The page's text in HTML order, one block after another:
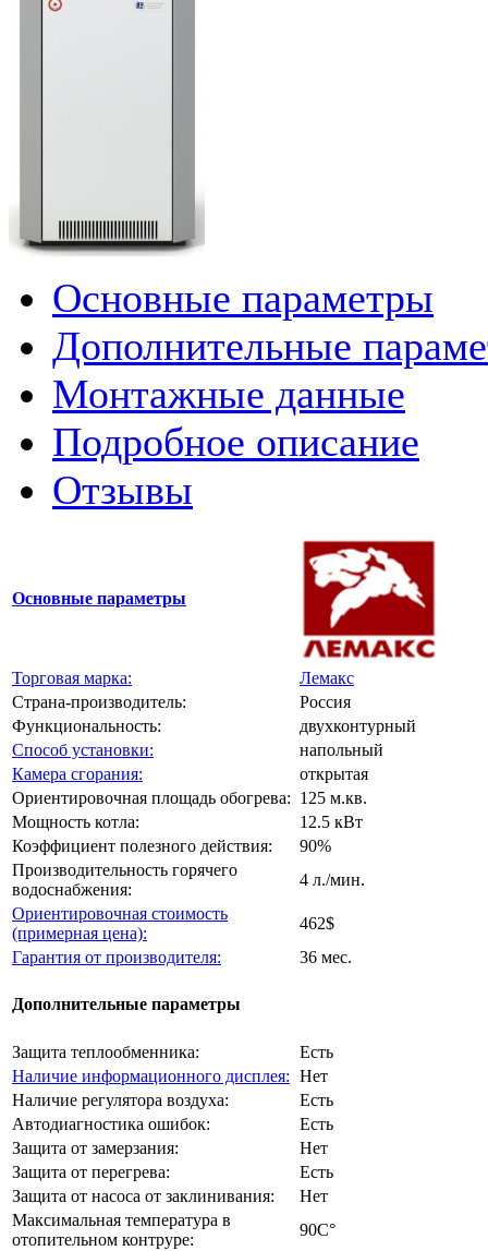
Основные параметры
Дополнительные
Монтажные данные
Подробное описание
Отзывы
Основные параметры
Торговая марка:
Лемакс
Страна-производитель:
Россия
Функциональность:
двухконтурный
Способ установки:
напольный
Камера сгорания:
открытая
Ориентировочная площадь обогрева: 125 м.кв.
Мощность котла:
12.5 кВт
Коэффициент полезного действия:
90%
Производительность горячего
водоснабжения:
4 л./мин.
Ориентировочная стоимость
(примерная цена):
462$
Гарантия от производителя:
36 мес.
Дополнительные параметры
Защита теплообменника:
Есть
Наличие информационного дисплея: Нет
Наличие регулятора воздуха:
Есть
Автодиагностика ошибок:
Есть
Защита от замерзания:
Нет
Защита от перегрева:
Есть
Защита от насоса от заклинивания:
Нет
Максимальная температура в
отопительном контруре:
90C°